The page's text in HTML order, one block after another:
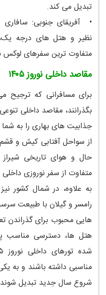
تبدیل می کند.
•
آفریقای جنوبی:
نظیر و هتل های درجه یک،
متفاوت ترین سفرهای لوکس نوروز ۱۴۰۵
مقاصد داخلی نوروز ۱۴۰۵
بگذرانند، مقاصد داخلی
جذابیت های بهاری را به
از سواحل آفتابی کیش و
حال و هوای تاریخی
متفاوت از سفر نوروزی داخلی
به علاوه، در شمال کشور
رامسر و گیلان با طبیعت
هایی محبوب برای گذراندن
هتل ها، دسترسی مناسب
مناسبی داشته باشند و به
شروع سال جدید تبدیل